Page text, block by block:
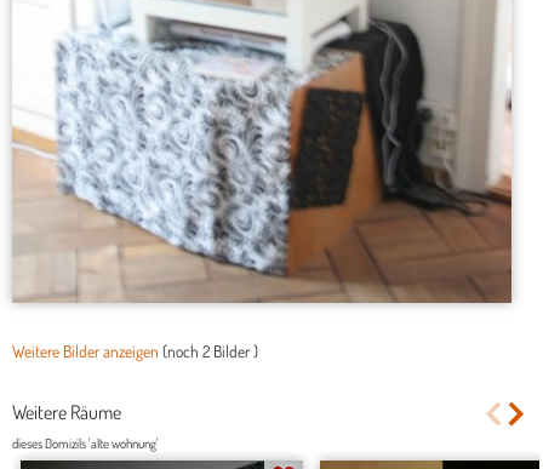
Weitere Bilder anzeigen (noch 2 Bilder)
Weitere Räume
dieses Domizils 'alte wohnung'